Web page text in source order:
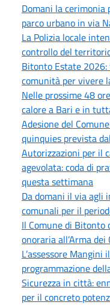
Domani la cerimonia
parco urbano in via
La Polizia locale
controllo del
Bitonto Estate
comunità per vivere
Nelle prossime 48
calore a Bari e in
Adesione del
quinquies prevista
Autorizzazioni per il
agevolata: coda di
questa settimana
Da domani il via agli
comunali per il
Il Comune di Bitonto
onoraria all’Arma dei
L’assessore
programmazione
Sicurezza in città:
per il concreto